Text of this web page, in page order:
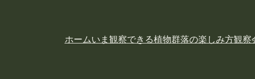
ホームいま観察できる植物群落の楽しみ方観察